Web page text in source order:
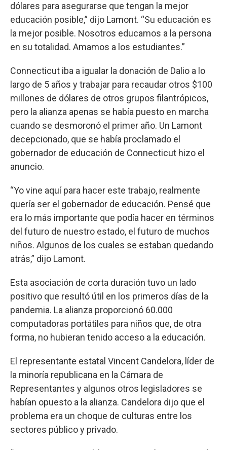
dólares para asegurarse que tengan la mejor
educación posible,” dijo Lamont. “Su educación es
la mejor posible. Nosotros educamos a la persona
en su totalidad. Amamos a los estudiantes.”
Connecticut iba a igualar la donación de Dalio a lo
largo de 5 años y trabajar para recaudar otros $100
millones de dólares de otros grupos filantrópicos,
pero la alianza apenas se había puesto en marcha
cuando se desmoronó el primer año. Un Lamont
decepcionado, que se había proclamado el
gobernador de educación de Connecticut hizo el
anuncio.
“Yo vine aquí para hacer este trabajo, realmente
quería ser el gobernador de educación. Pensé que
era lo más importante que podía hacer en términos
del futuro de nuestro estado, el futuro de muchos
niños. Algunos de los cuales se estaban quedando
atrás,” dijo Lamont.
Esta asociación de corta duración tuvo un lado
positivo que resultó útil en los primeros días de la
pandemia. La alianza proporcionó 60.000
computadoras portátiles para niños que, de otra
forma, no hubieran tenido acceso a la educación.
El representante estatal Vincent Candelora, líder de
la minoría republicana en la Cámara de
Representantes y algunos otros legisladores se
habían opuesto a la alianza. Candelora dijo que el
problema era un choque de culturas entre los
sectores público y privado.